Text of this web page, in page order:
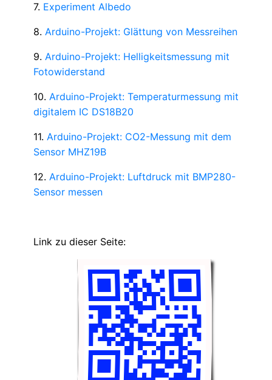
7. Experiment Albedo
8. Arduino-Projekt: Glättung von Messreihen
9. Arduino-Projekt: Helligkeitsmessung mit
Fotowiderstand
10. Arduino-Projekt: Temperaturmessung mit
digitalem IC DS18B20
11. Arduino-Projekt: CO2-Messung mit dem
Sensor MHZ19B
12. Arduino-Projekt: Luftdruck mit BMP280-
Sensor messen
Link zu dieser Seite: